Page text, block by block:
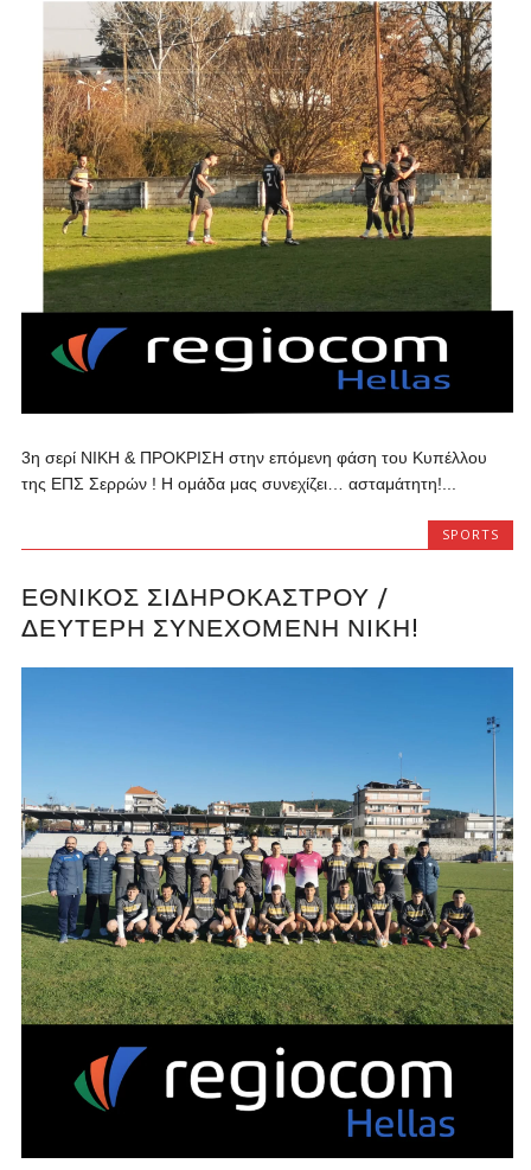
3η σερί ΝΙΚΗ & ΠΡΟΚΡΙΣΗ στην επόμενη φάση του Κυπέλλου
της ΕΠΣ Σερρών ! Η ομάδα μας συνεχίζει… ασταμάτητη!...
SPORTS
ΕΘΝΙΚΟΣ ΣΙΔΗΡΟΚΑΣΤΡΟΥ /
ΔΕΥΤΕΡΗ ΣΥΝΕΧΟΜΕΝΗ ΝΙΚΗ!